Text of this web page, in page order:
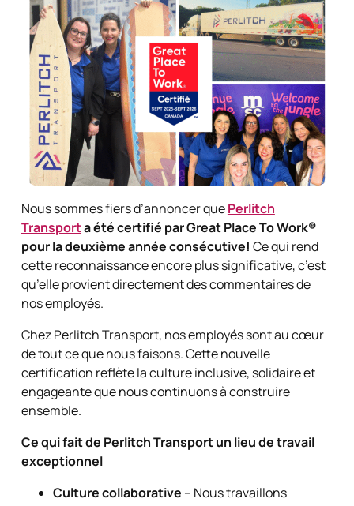
Nous sommes fiers d’annoncer quePerlitch
Transporta été certifié par Great Place To Work®
pour la deuxième année consécutive! Ce qui rend
cette reconnaissance encore plus significative, c’est
qu’elle provient directement des commentaires de
nos employés.
Chez Perlitch Transport, nos employés sont au cœur
de tout ce que nous faisons. Cette nouvelle
certification reflète la culture inclusive, solidaire et
engageante que nous continuons à construire
ensemble.
Ce qui fait de Perlitch Transport un lieu de travail
exceptionnel
Culture collaborative – Nous travaillons